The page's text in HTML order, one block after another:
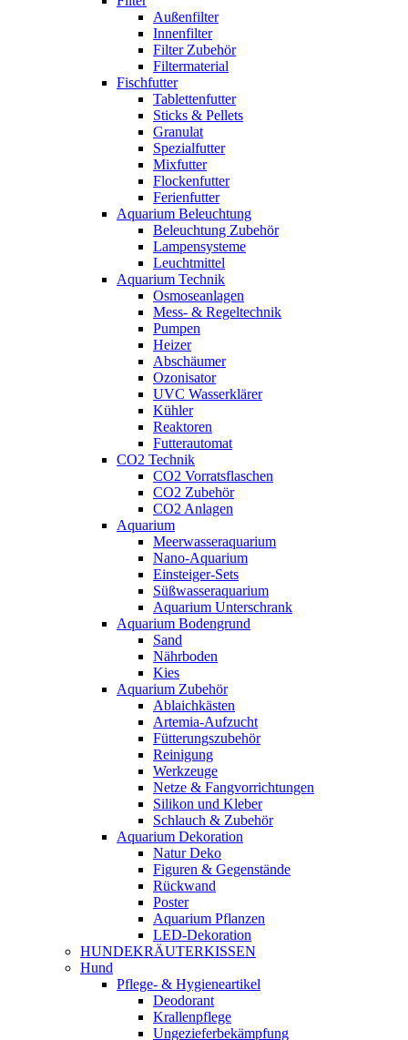
Außenfilter
Innenfilter
Filter Zubehör
Filtermaterial
Fischfutter
Tablettenfutter
Sticks & Pellets
Granulat
Spezialfutter
Mixfutter
Flockenfutter
Ferienfutter
Aquarium Beleuchtung
Beleuchtung Zubehör
Lampensysteme
Leuchtmittel
Aquarium Technik
Osmoseanlagen
Mess- & Regeltechnik
Pumpen
Heizer
Abschäumer
Ozonisator
UVC Wasserklärer
Kühler
Reaktoren
Futterautomat
CO2 Technik
CO2 Vorratsflaschen
CO2 Zubehör
CO2 Anlagen
Aquarium
Meerwasseraquarium
Nano-Aquarium
Einsteiger-Sets
Süßwasseraquarium
Aquarium Unterschrank
Aquarium Bodengrund
Sand
Nährboden
Kies
Aquarium Zubehör
Ablaichkästen
Artemia-Aufzucht
Fütterungszubehör
Reinigung
Werkzeuge
Netze & Fangvorrichtungen
Silikon und Kleber
Schlauch & Zubehör
Aquarium Dekoration
Natur Deko
Figuren & Gegenstände
Rückwand
Poster
Aquarium Pflanzen
LED-Dekoration
HUNDEKRÄUTERKISSEN
Hund
Pflege- & Hygieneartikel
Deodorant
Krallenpflege
Ungezieferbekämpfung